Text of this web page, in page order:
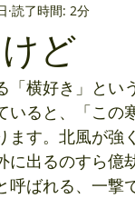
ど
読了時間: 2分
「横好き」と
いると、「こ
ます。北風が
出るのすら億
ばれる、一撃